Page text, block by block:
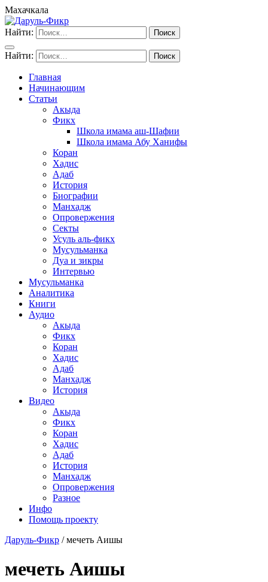
Махачкала
Найти:
Найти:
Главная
Начинающим
Статьи
Акыда
Фикх
Школа имама аш-Шафии
Школа имама Абу Ханифы
Коран
Хадис
Адаб
История
Биографии
Манхадж
Опровержения
Секты
Усуль аль-фикх
Мусульманка
Дуа и зикры
Интервью
Мусульманка
Аналитика
Книги
Аудио
Акыда
Фикх
Коран
Хадис
Адаб
Манхадж
История
Видео
Акыда
Фикх
Коран
Хадис
Адаб
История
Манхадж
Опровержения
Разное
Инфо
Помощь проекту
Даруль-Фикр /мечеть Аишы
мечеть Аишы